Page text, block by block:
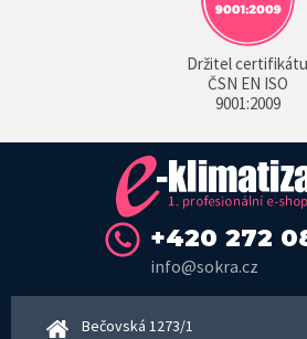
Držitel certifikátu
ČSN EN ISO
9001:2009
+420 272
info@sokra.cz
Bečovská 1273/1